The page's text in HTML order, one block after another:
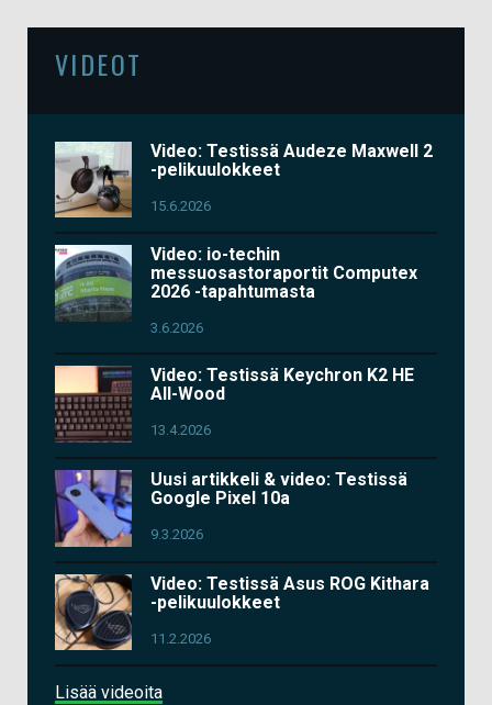
VIDEOT
Video: Testissä Audeze Maxwell 2
-pelikuulokkeet
15.6.2026
Video: io-techin
messuosastoraportit Computex
2026 -tapahtumasta
3.6.2026
Video: Testissä Keychron K2 HE
All-Wood
13.4.2026
Uusi artikkeli & video: Testissä
Google Pixel 10a
9.3.2026
Video: Testissä Asus ROG Kithara
-pelikuulokkeet
11.2.2026
Lisää videoita